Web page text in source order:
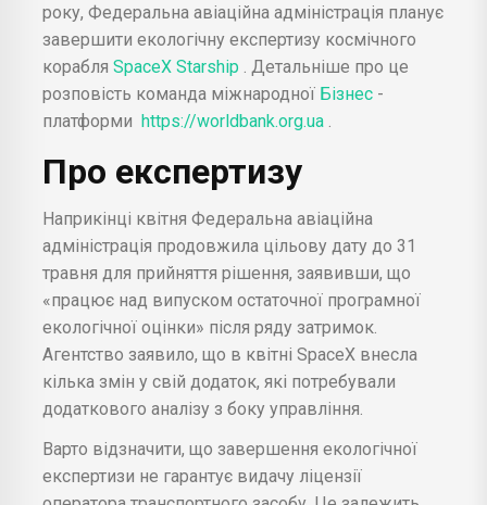
року, Федеральна авіаційна адміністрація планує
завершити екологічну експертизу космічного
корабля SpaceX Starship
. Детальніше про це
розповість команда міжнародної Бізнес -
платформи https://worldbank.org.ua
Про експертизу
Наприкінці квітня Федеральна авіаційна
адміністрація продовжила цільову дату до 31
травня для прийняття рішення, заявивши, що
«працює над випуском остаточної програмної
екологічної оцінки» після ряду затримок.
Агентство заявило, що в квітні SpaceX внесла
кілька змін у свій додаток, які потребували
додаткового аналізу з боку управління.
Варто відзначити, що завершення екологічної
експертизи не гарантує видачу ліцензії